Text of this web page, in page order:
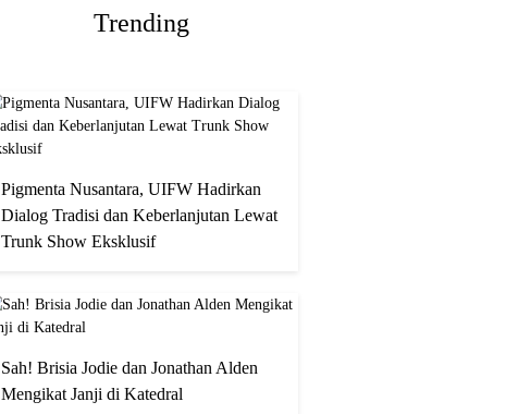
Trending
Pigmenta Nusantara, UIFW Hadirkan
Dialog Tradisi dan Keberlanjutan Lewat
Trunk Show Eksklusif
Sah! Brisia Jodie dan Jonathan Alden
Mengikat Janji di Katedral